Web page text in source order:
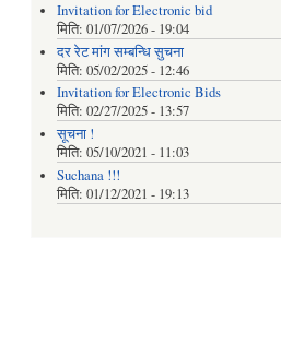
Invitation for Electronic bid
मिति: 01/07/2026 - 19:04
दर रेट मांग सम्बन्धि सुचना
मिति: 05/02/2025 - 12:46
Invitation for Electronic Bids
मिति: 02/27/2025 - 13:57
सूचना !
मिति: 05/10/2021 - 11:03
Suchana !!!
मिति: 01/12/2021 - 19:13